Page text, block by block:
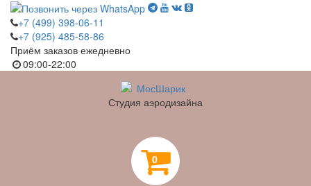
+7 (499) 398-06-11
+7 (925) 485-58-86
Приём заказов ежедневно
09:00-22:00
Студия аэродизайна
0